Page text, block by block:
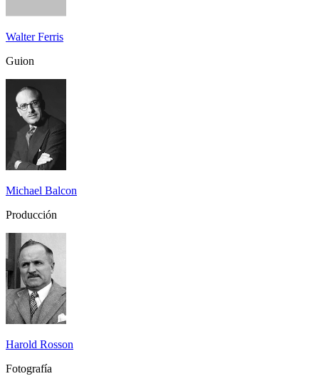
Walter Ferris
Guion
Michael Balcon
Producción
Harold Rosson
Fotografía